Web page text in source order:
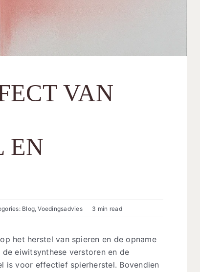
VAN
EN
Blog ,Voedingsadvies 3 min read
het herstel van spieren en de opname
eiwitsynthese verstoren en de
is voor effectief spierherstel. Bovendien